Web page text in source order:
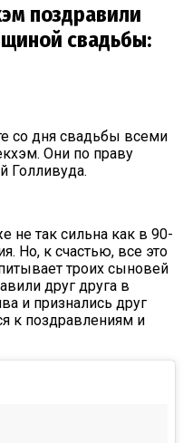
поздравили
свадьбы:
со дня свадьбы всеми
Они по праву
Голливуда.
не так сильна как в 90-
Но, к счастью, все это
троих сыновей
друг друга в
и признались друг
к поздравлениям и